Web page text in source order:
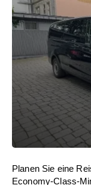
Planen Sie eine
Economy-Class-